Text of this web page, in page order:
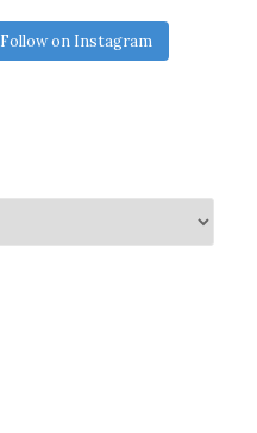
Follow on Instagram